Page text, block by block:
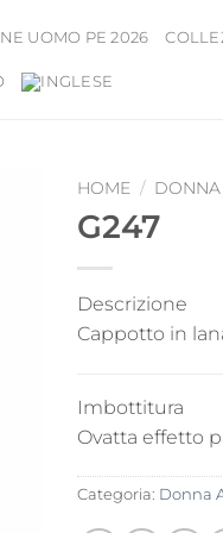
UOMO PE 2026
HOME /
G247
Descrizione
Cappotto in
Imbottitura
Ovatta effetto
Categoria: Donna